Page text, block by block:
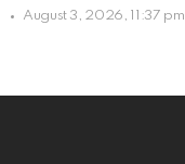
August 3, 2026, 11:37 pm